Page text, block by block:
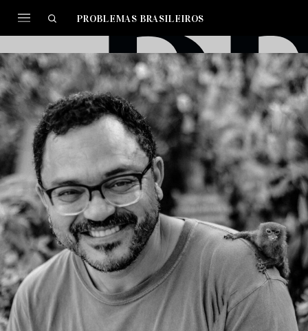
PROBLEMAS BRASILEIROS